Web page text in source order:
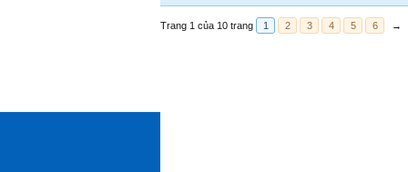
Trang 1 của 10 trang 1 2 3 4 5 6 →